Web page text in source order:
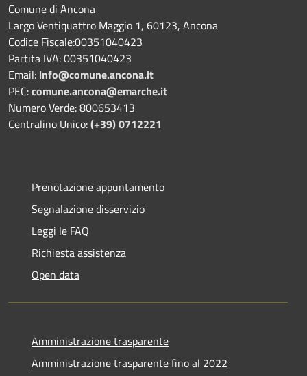
Comune di Ancona
Largo Ventiquattro Maggio 1, 60123, Ancona
Codice Fiscale:00351040423
Partita IVA: 00351040423
Email: info@comune.ancona.it
PEC:comune.ancona@emarche.it
Numero Verde: 800653413
Centralino Unico:(+39) 0712221
Prenotazione appuntamento
Segnalazione disservizio
Leggi le FAQ
Richiesta assistenza
Open data
Amministrazione trasparente
Amministrazione trasparente fino al 2022